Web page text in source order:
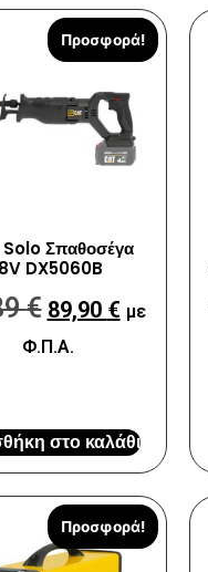
Προσφορά!
Σπαθοσέγα
DX5060B
€ 89,90 € με
Φ.Π.Α.
στο καλάθι
Προσφορά!